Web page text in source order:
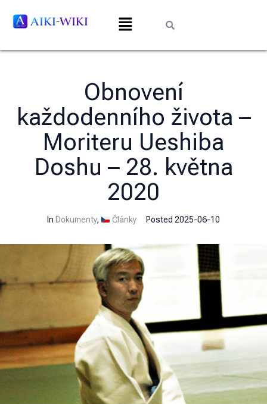
Obnovení
každodenního života –
Moriteru Ueshiba
Doshu – 28. května
2020
In Dokumenty, Články Posted 2025-06-10